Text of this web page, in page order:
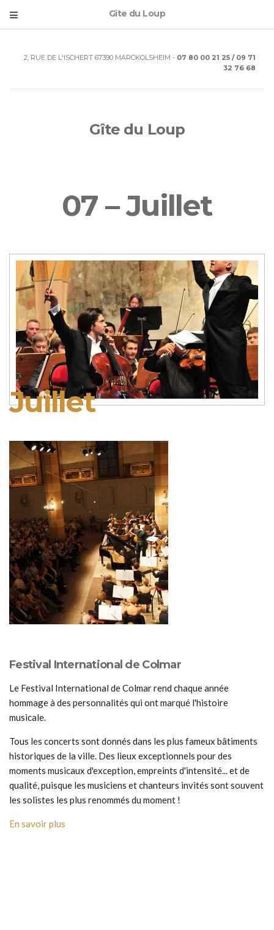
Gîte du Loup
2, RUE DE L'ISCHERT 67390 MARCKOLSHEIM - 07 80 00 21 25 / 09 71
32 76 68
Gîte du Loup
07 – Juillet
Juillet
Festival International de Colmar
Le Festival International de Colmar rend chaque année
hommage à des personnalités qui ont marqué l'histoire
musicale.
Tous les concerts sont donnés dans les plus fameux bâtiments
historiques de la ville. Des lieux exceptionnels pour des
moments musicaux d'exception, empreints d'intensité... et de
qualité, puisque les musiciens et chanteurs invités sont souvent
les solistes les plus renommés du moment !
En savoir plus